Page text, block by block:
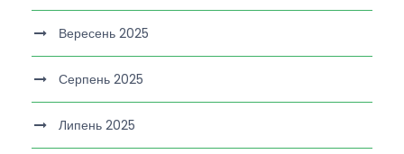
Вересень 2025
Серпень 2025
Липень 2025